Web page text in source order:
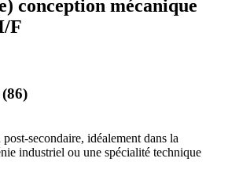
conception mécanique
F
secondaire, idéalement dans la
industriel ou une spécialité technique